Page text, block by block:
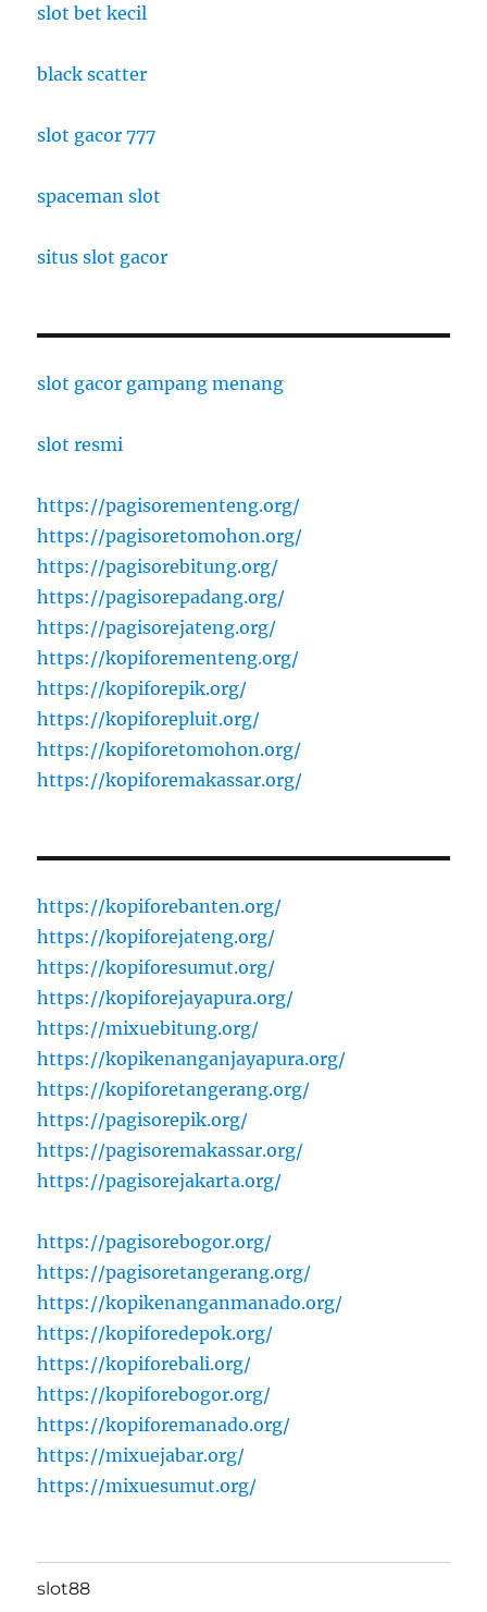
slot bet kecil
black scatter
slot gacor 777
spaceman slot
situs slot gacor
slot gacor gampang menang
slot resmi
https://pagisorementeng.org/
https://pagisoretomohon.org/
https://pagisorebitung.org/
https://pagisorepadang.org/
https://pagisorejateng.org/
https://kopiforementeng.org/
https://kopiforepik.org/
https://kopiforepluit.org/
https://kopiforetomohon.org/
https://kopiforemakassar.org/
https://kopiforebanten.org/
https://kopiforejateng.org/
https://kopiforesumut.org/
https://kopiforejayapura.org/
https://mixuebitung.org/
https://kopikenanganjayapura.org/
https://kopiforetangerang.org/
https://pagisorepik.org/
https://pagisoremakassar.org/
https://pagisorejakarta.org/
https://pagisorebogor.org/
https://pagisoretangerang.org/
https://kopikenanganmanado.org/
https://kopiforedepok.org/
https://kopiforebali.org/
https://kopiforebogor.org/
https://kopiforemanado.org/
https://mixuejabar.org/
https://mixuesumut.org/
slot88